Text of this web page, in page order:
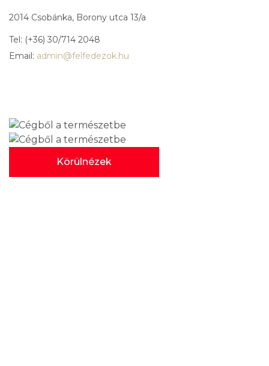
2014 Csobánka, Borony utca 13/a
Tel: (+36) 30/714 2048
Email: admin@felfedezok.hu
Körülnézek